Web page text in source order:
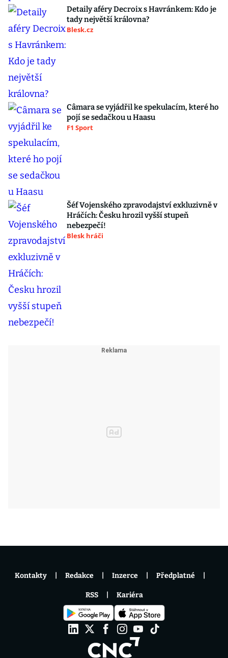
Detaily aféry Decroix s Havránkem: Kdo je
tady největší královna?
Blesk.cz
Câmara se vyjádřil ke spekulacím, které ho
pojí se sedačkou u Haasu
F1 Sport
Šéf Vojenského zpravodajství exkluzivně v
Hráčích: Česku hrozil vyšší stupeň
nebezpečí!
Blesk hráči
Kontakty Redakce Inzerce Předplatné
RSS Kariéra